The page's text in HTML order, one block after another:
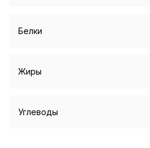
Белки
Жиры
Углеводы